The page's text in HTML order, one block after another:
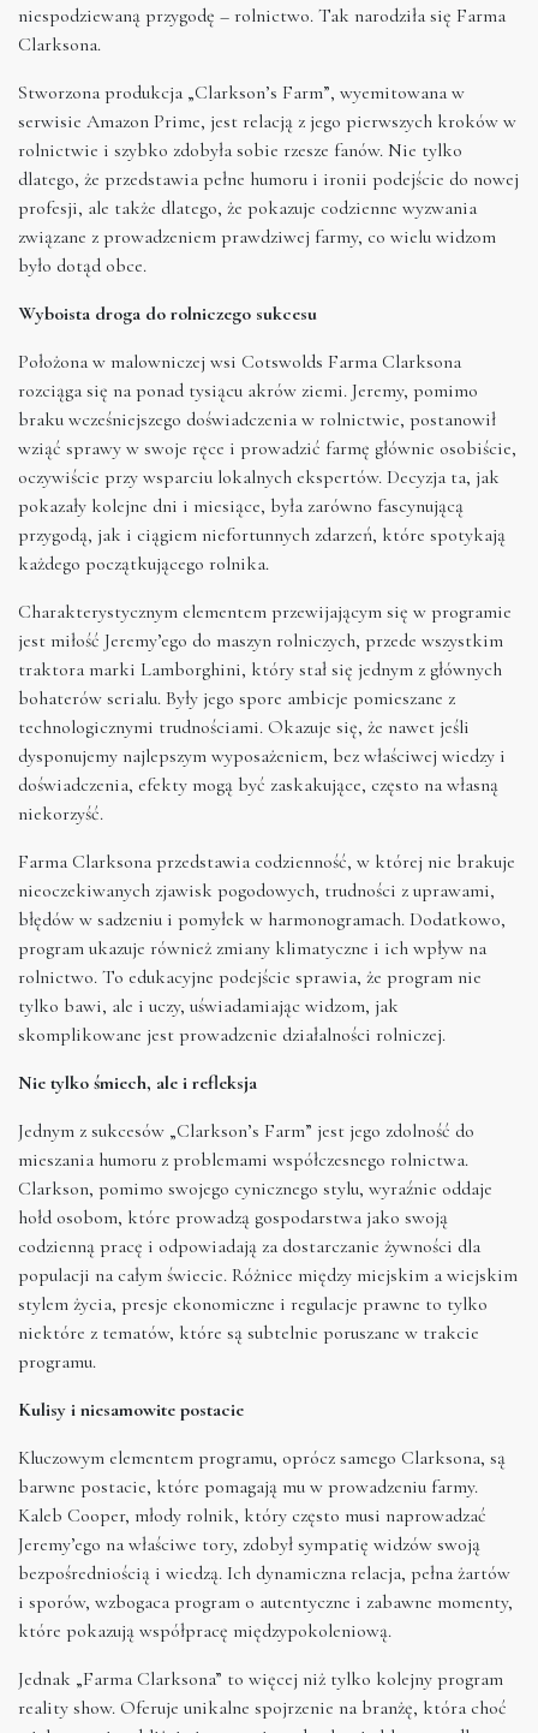
niespodziewaną przygodę – rolnictwo. Tak narodziła się Farma
Clarksona.
Stworzona produkcja „Clarkson’s Farm”, wyemitowana w
serwisie Amazon Prime, jest relacją z jego pierwszych kroków w
rolnictwie i szybko zdobyła sobie rzesze fanów. Nie tylko
dlatego, że przedstawia pełne humoru i ironii podejście do nowej
profesji, ale także dlatego, że pokazuje codzienne wyzwania
związane z prowadzeniem prawdziwej farmy, co wielu widzom
było dotąd obce.
Wyboista droga do rolniczego sukcesu
Położona w malowniczej wsi Cotswolds Farma Clarksona
rozciąga się na ponad tysiącu akrów ziemi. Jeremy, pomimo
braku wcześniejszego doświadczenia w rolnictwie, postanowił
wziąć sprawy w swoje ręce i prowadzić farmę głównie osobiście,
oczywiście przy wsparciu lokalnych ekspertów. Decyzja ta, jak
pokazały kolejne dni i miesiące, była zarówno fascynującą
przygodą, jak i ciągiem niefortunnych zdarzeń, które spotykają
każdego początkującego rolnika.
Charakterystycznym elementem przewijającym się w programie
jest miłość Jeremy’ego do maszyn rolniczych, przede wszystkim
traktora marki Lamborghini, który stał się jednym z głównych
bohaterów serialu. Były jego spore ambicje pomieszane z
technologicznymi trudnościami. Okazuje się, że nawet jeśli
dysponujemy najlepszym wyposażeniem, bez właściwej wiedzy i
doświadczenia, efekty mogą być zaskakujące, często na własną
niekorzyść.
Farma Clarksona przedstawia codzienność, w której nie brakuje
nieoczekiwanych zjawisk pogodowych, trudności z uprawami,
błędów w sadzeniu i pomyłek w harmonogramach. Dodatkowo,
program ukazuje również zmiany klimatyczne i ich wpływ na
rolnictwo. To edukacyjne podejście sprawia, że program nie
tylko bawi, ale i uczy, uświadamiając widzom, jak
skomplikowane jest prowadzenie działalności rolniczej.
Nie tylko śmiech, ale i refleksja
Jednym z sukcesów „Clarkson’s Farm” jest jego zdolność do
mieszania humoru z problemami współczesnego rolnictwa.
Clarkson, pomimo swojego cynicznego stylu, wyraźnie oddaje
hołd osobom, które prowadzą gospodarstwa jako swoją
codzienną pracę i odpowiadają za dostarczanie żywności dla
populacji na całym świecie. Różnice między miejskim a wiejskim
stylem życia, presje ekonomiczne i regulacje prawne to tylko
niektóre z tematów, które są subtelnie poruszane w trakcie
programu.
Kulisy i niesamowite postacie
Kluczowym elementem programu, oprócz samego Clarksona, są
barwne postacie, które pomagają mu w prowadzeniu farmy.
Kaleb Cooper, młody rolnik, który często musi naprowadzać
Jeremy’ego na właściwe tory, zdobył sympatię widzów swoją
bezpośredniością i wiedzą. Ich dynamiczna relacja, pełna żartów
i sporów, wzbogaca program o autentyczne i zabawne momenty,
które pokazują współpracę międzypokoleniową.
Jednak „Farma Clarksona” to więcej niż tylko kolejny program
reality show. Oferuje unikalne spojrzenie na branżę, która choć